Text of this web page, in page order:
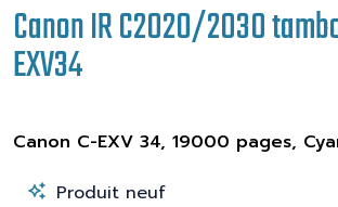
Canon IR C2020/2030
EXV34
Canon C-EXV 34, 19000 pages,
Produit neuf